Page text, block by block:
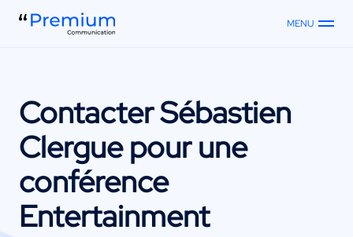
MENU
ContacterSébastien
Clerguepour une
conférence
Entertainment